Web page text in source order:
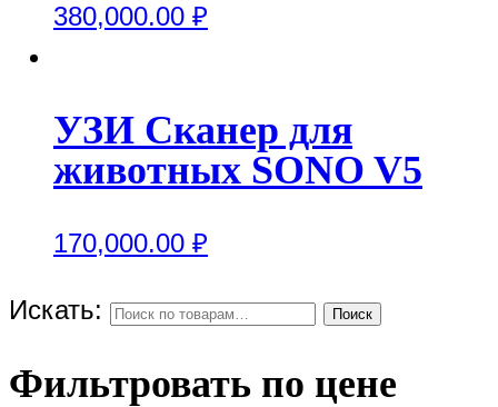
380,000.00 ₽
УЗИ Сканер для
животных SONO V5
170,000.00 ₽
Искать: Поиск
Фильтровать по цене